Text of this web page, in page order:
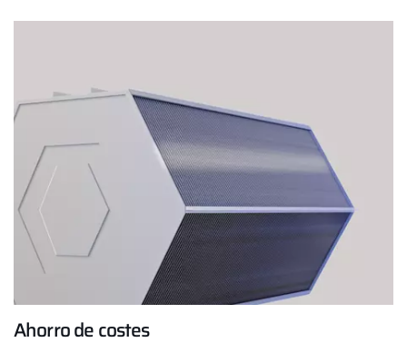
Ahorro de costes
¿Cómo podemos ayudarte?
Línea de atención al cliente
Encontrar a tu experto
Links importantes
Carrera profesional
Sustentabilidad